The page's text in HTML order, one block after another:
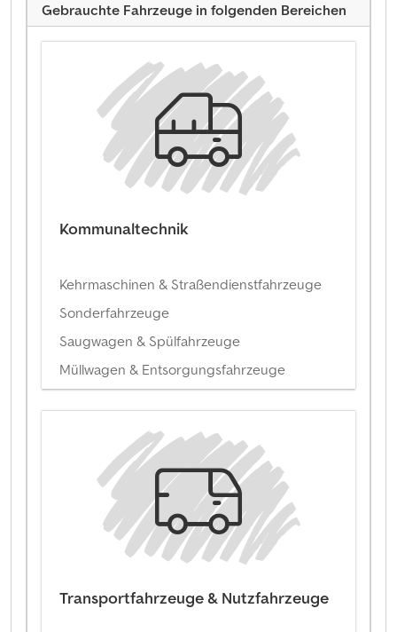
Gebrauchte Fahrzeuge in folgenden Bereichen
Kommunaltechnik
Kehrmaschinen & Straßendienstfahrzeuge
Sonderfahrzeuge
Saugwagen & Spülfahrzeuge
Müllwagen & Entsorgungsfahrzeuge
Transportfahrzeuge & Nutzfahrzeuge